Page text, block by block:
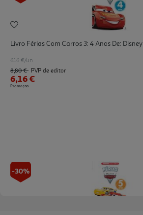
Livro Férias Com Carros 3: 4 Anos De: Disney
6.16 €/un
8,80 € PVP de editor
6,16 €
Promoção
-30%